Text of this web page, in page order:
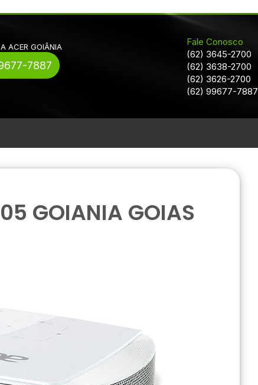
ACER GOIÂNIA
7887
Fale Conosco
(62) 3645-2700
(62) 3638-2700
(62) 3626-2700
(62) 99677-7887
GOIANIA GOIAS